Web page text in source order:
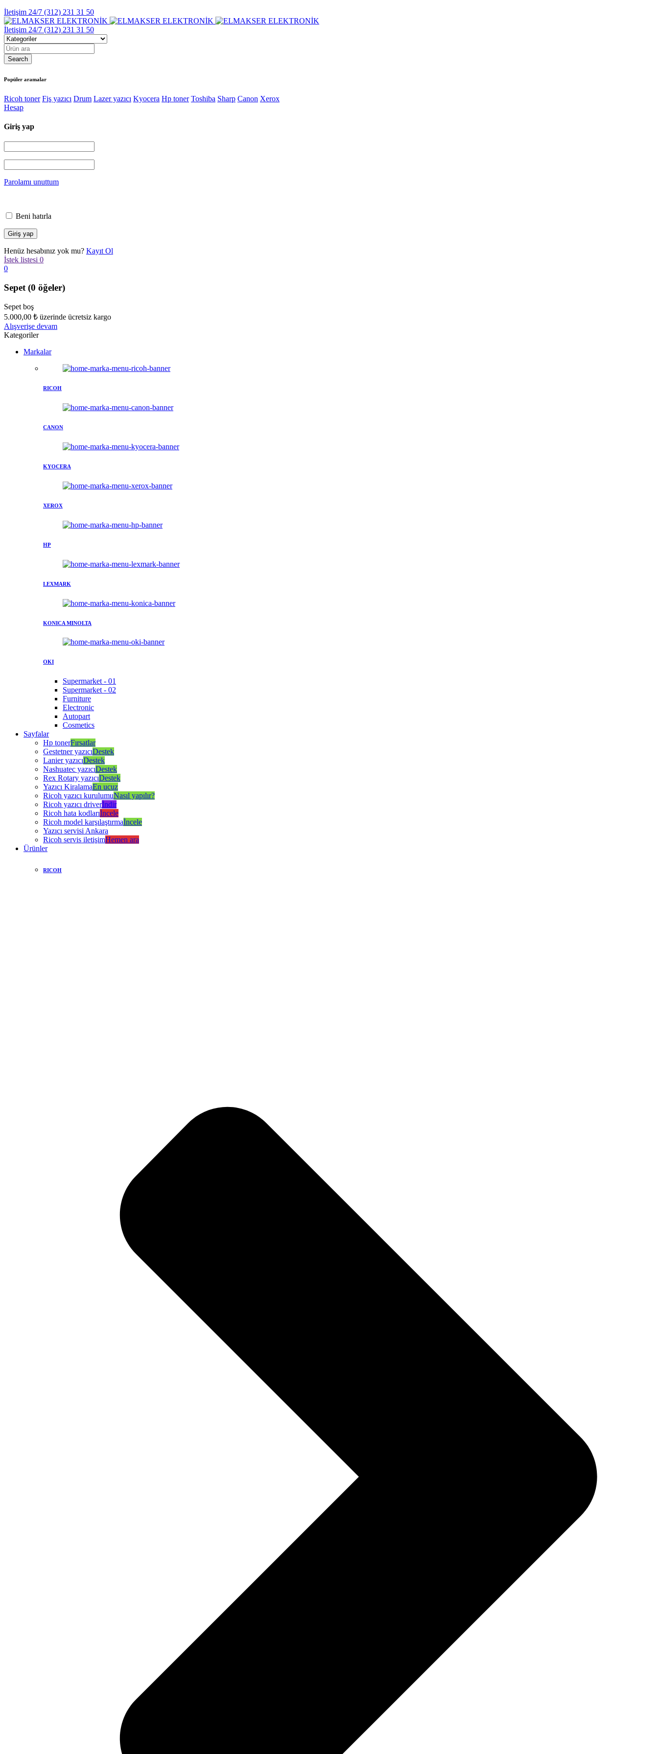
İletişim 24/7 (312) 231 31 50
İletişim 24/7 (312) 231 31 50
Popüler aramalar
Ricoh toner Fiş yazıcı Drum Lazer yazıcı Kyocera Hp toner Toshiba Sharp Canon Xerox
Hesap
Giriş yap
Parolamı unuttum
Beni hatırla
Henüz hesabınız yok mu? Kayıt Ol
İstek listesi 0
0
Sepet (0 öğeler)
Sepet boş
5.000,00 ₺ üzerinde ücretsiz kargo
Alışverişe devam
Kategoriler
Markalar
RICOH
CANON
KYOCERA
XEROX
HP
LEXMARK
KONICA MINOLTA
OKI
Supermarket - 01
Supermarket - 02
Furniture
Electronic
Autopart
Cosmetics
Sayfalar
Hp tonerFırsatlar
Gestetner yazıcıDestek
Lanier yazıcıDestek
Nashuatec yazıcıDestek
Rex Rotary yazıcıDestek
Yazıcı KiralamaEn ucuz
Ricoh yazıcı kurulumuNasıl yapılır?
Ricoh yazıcı driverİndir
Ricoh hata kodlarıİncele
Ricoh model karşılaştırmaİncele
Yazıcı servisi Ankara
Ricoh servis iletişimHemen ara
Ürünler
RICOH